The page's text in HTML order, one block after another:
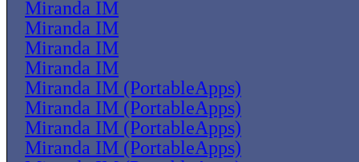
Miranda IM
Miranda IM
Miranda IM
Miranda IM
Miranda IM (PortableApps)
Miranda IM (PortableApps)
Miranda IM (PortableApps)
Miranda IM (PortableApps)